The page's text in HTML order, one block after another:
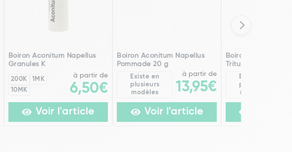
Boiron Aconitum Napellus
Granules K
200K
1MK
10MK
à partir de
6,50€
Voir l'article
Boiron Aconitum Napellus
Pommade 20 g
Existe en
plusieurs
modèles
à partir de
13,95€
Voir l'article
Boiron Aconitum
Trituration
Existe en
plusieurs
modèles